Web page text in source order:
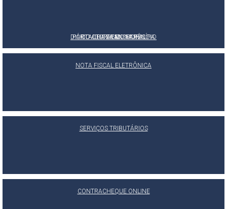
PORTAL DA TRANSPARÊNCIA
E-SIC
OUVIDORIA MUNICIPAL
DIÁRIO OFICIAL DO MUNICÍPIO
NOTA FISCAL ELETRÔNICA
SERVIÇOS TRIBUTÁRIOS
CONTRACHEQUE ONLINE